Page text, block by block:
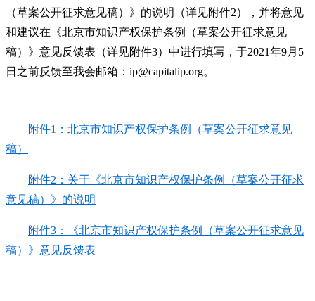
（草案公开征求意见稿）》的说明（详见附件2），并将意见
和建议在《北京市知识产权保护条例（草案公开征求意见
稿）》意见反馈表（详见附件3）中进行填写，于2021年9月5
日之前反馈至我会邮箱： ip@capitalip.org。
附件1：北京市知识产权保护条例（草案公开征求意见
稿）
附件2：关于《北京市知识产权保护条例（草案公开征求
意见稿）》的说明
附件3：《北京市知识产权保护条例（草案公开征求意见
稿）》意见反馈表